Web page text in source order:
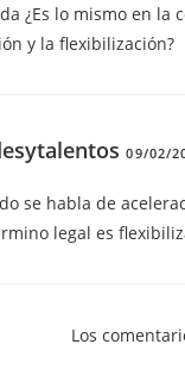
¿Es lo mismo en la
y la flexibilización?
09/02/
se habla de
legal es
Los